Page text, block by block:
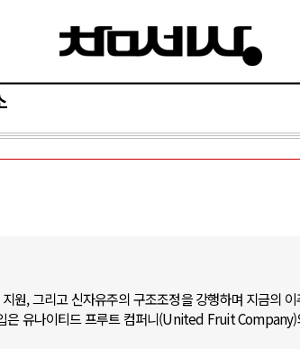
원, 그리고 신자유주의 구조조정을 강행하며 지금의
은 유나이티드 프루트 컴퍼니(United Fruit